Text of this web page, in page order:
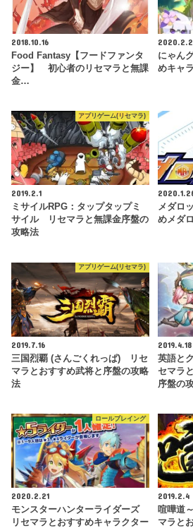
2018.10.16
Food Fantasy【フードファンタ
ジー】 初心者のリセマラと無課
金…
にゃん
めキャ
アプリゲーム(リセマラ)
2019.2.1
ミサイルRPG：タップタップミ
サイル リセマラと無課金序盤の
攻略法
メダロ
めメダ
アプリゲーム(リセマラ)
2019.7.16
三国烈覇 (さんごくれっぱ) リセ
マラとおすすめ武将と序盤の攻略
法
2019.4.18
英語と
セマラ
序盤の
ロールプレイング
2020.2.21
モンスターハンターライダーズ
リセマラとおすすめキャラクター
2019.2.4
喧嘩道
マラと